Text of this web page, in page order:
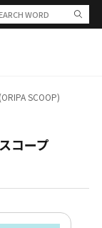
当選報告を解説
SCOOP)
コープ